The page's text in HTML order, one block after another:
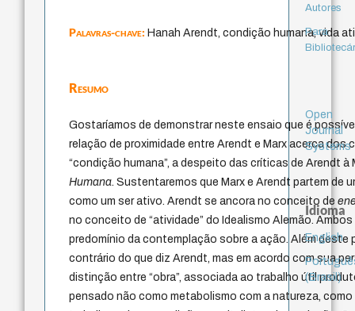
Palavras-chave:Hanah Arendt, condição humana, vida
Resumo
Gostaríamos de demonstrar neste ensaio que é
relação de proximidade entre Arendt e Marx acerca dos
“condição humana”, a despeito das críticas de Arendt à
Humana . Sustentaremos que Marx e Arendt partem de
como um ser ativo. Arendt se ancora no conceito de
no conceito de “atividade” do Idealismo Alemão.
predomínio da contemplação sobre a ação. Além deste
contrário do que diz Arendt, mas em acordo com sua
distinção entre “obra”, associada ao trabalho útil
pensado não como metabolismo com a natureza,
Autores
Para
Open
Journal
Systems
Idioma
English
(Brasil)